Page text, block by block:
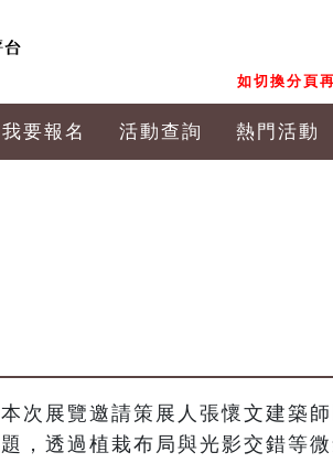
如切換分頁
我要報名 活動查詢 熱門活動
本次展覽邀請策展人張懷文建築
題，透過植栽布局與光影交錯等